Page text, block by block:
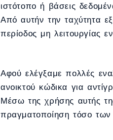
ιστότοπο ή βάσεις
Από αυτήν την ταχύτητα
περίοδος μη λειτουργίας
Αφού ελέγξαμε πολλές
ανοικτού κώδικα για
Μέσω της χρήσης αυτής
πραγματοποίηση τόσο